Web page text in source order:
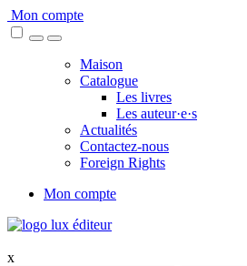
Skip
to
Mon compte
Maison
Catalogue
Les livres
Les auteur·e·s
Actualités
Contactez-nous
Foreign Rights
Mon compte
x